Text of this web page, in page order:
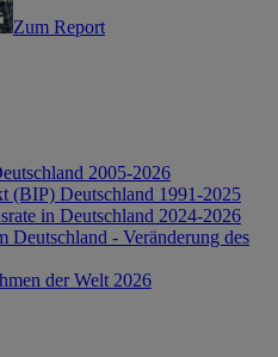
Zum Report
2005-2026
(BIP) Deutschland 1991-2025
in Deutschland 2024-2026
Deutschland - Veränderung des
der Welt 2026